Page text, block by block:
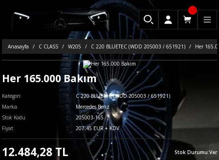
Anasayfa C CLASS W205 C 220 BLUETEC (WDD 205003 / 651921) Her
Her 165.000 Bakım
Kategori
C 220 BLUETEC (WDD 205003 / 651921)
Marka
Mercedes Benz
Stok Kodu
205003-165
Fiyat
207,45 EUR + KDV
12.484,28 TL Stok Durumu:Var